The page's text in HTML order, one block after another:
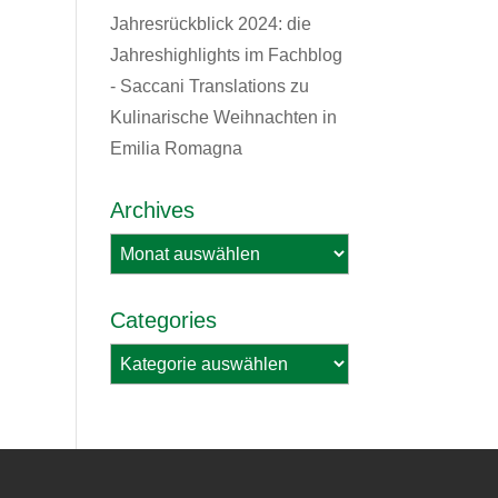
Jahresrückblick 2024: die
Jahreshighlights im Fachblog
- Saccani Translationszu
Kulinarische Weihnachten in
Emilia Romagna
Archives
Archives
Categories
Categories